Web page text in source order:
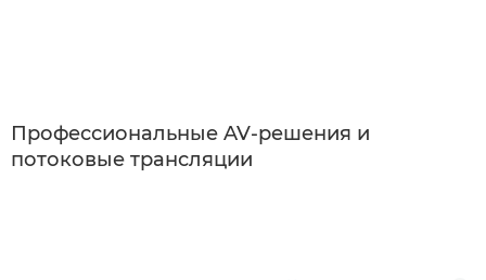
Профессиональные AV-решения и
потоковые трансляции